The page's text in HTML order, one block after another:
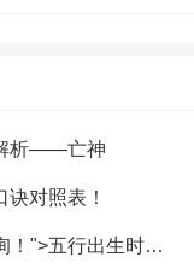
性：聪明至极的女
析——亡神
对照表！
五行出生时辰对照表，出生日期查询！">五行出生时辰对照表，出生日期查询！